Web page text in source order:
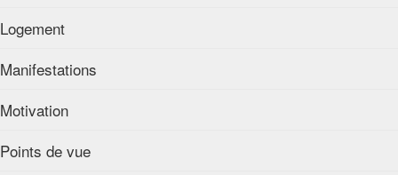
Logement
Manifestations
Motivation
Points de vue